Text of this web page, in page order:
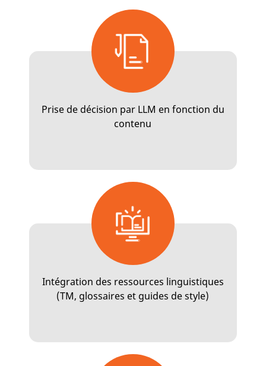
Prise de décision par LLM en fonction du
contenu
Intégration des ressources linguistiques
(TM, glossaires et guides de style)